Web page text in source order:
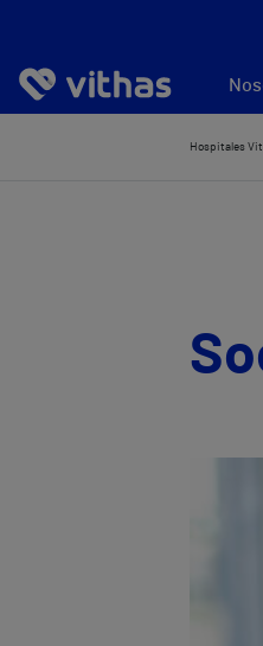
Hospitales